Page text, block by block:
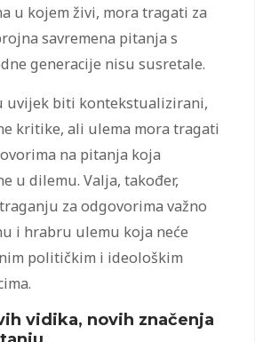
u kojem živi, mora tragati za
savremena pitanja s
generacije nisu susretale.
uvijek biti kontekstualizirani,
kritike, ali ulema mora tragati
na pitanja koja
u dilemu. Valja, također,
za odgovorima važno
i hrabru ulemu koja neće
političkim i ideološkim
vidika, novih značenja